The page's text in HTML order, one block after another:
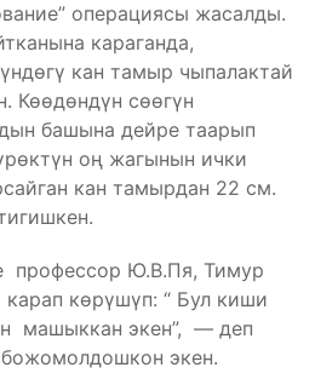
операциясы жасалды.
караганда,
кан тамыр чыпалактай
Көөдөндүн сөөгүн
башына дейре таарып
оң жагынын ички
кан тамырдан 22 см.
профессор Ю.В.Пя, Тимур
көрүшүп: “ Бул киши
машыккан экен”, — деп
экен.